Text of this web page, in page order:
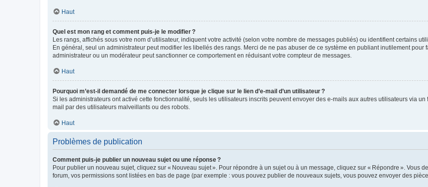
Haut
Quel est mon rang et comment puis-je le modifier ?
Les rangs, affichés sous votre nom d’utilisateur, indiquent votre activité (selon votre nombre de messages publiés) ou identifient certains
En général, seul un administrateur peut modifier les libellés des rangs. Merci de ne pas abuser de ce système en publiant inutilement
administrateur ou un modérateur peut sanctionner ce comportement en réduisant votre compteur de messages.
Haut
Pourquoi m’est-il demandé de me connecter lorsque je clique sur le lien d’e-mail d’un utilisateur ?
Si les administrateurs ont activé cette fonctionnalité, seuls les utilisateurs inscrits peuvent envoyer des e-mails aux autres utilisateurs via
mail par des utilisateurs malveillants ou des robots.
Haut
Problèmes de publication
Comment puis-je publier un nouveau sujet ou une réponse ?
Pour publier un nouveau sujet, cliquez sur « Nouveau sujet ». Pour répondre à un sujet ou à un message, cliquez sur « Répondre ». Vous
forum, vos permissions sont listées en bas de page (par exemple : vous pouvez publier de nouveaux sujets, vous pouvez envoyer des